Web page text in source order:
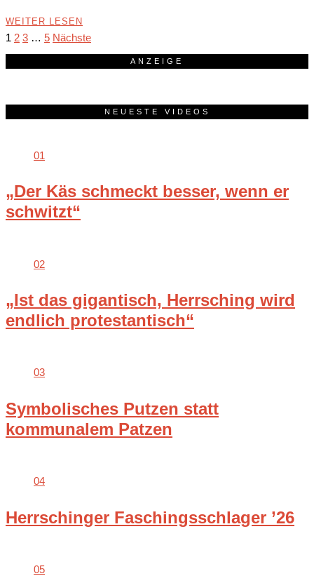
WEITER LESEN
1 2 3 … 5 Nächste
ANZEIGE
NEUESTE VIDEOS
01
„Der Käs schmeckt besser, wenn er
schwitzt“
02
„Ist das gigantisch, Herrsching wird
endlich protestantisch“
03
Symbolisches Putzen statt
kommunalem Patzen
04
Herrschinger Faschingsschlager ’26
05